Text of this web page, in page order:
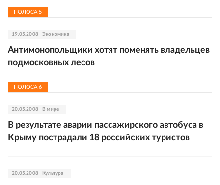
ПОЛОСА 5
19.05.2008 Экономика
Антимонопольщики хотят поменять владельцев
подмосковных лесов
ПОЛОСА 6
20.05.2008 В мире
В результате аварии пассажирского автобуса в
Крыму пострадали 18 российских туристов
20.05.2008 Культура